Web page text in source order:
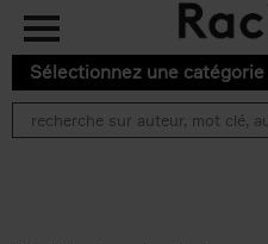
Aller au contenu principal
Sélectionnez une catégorie